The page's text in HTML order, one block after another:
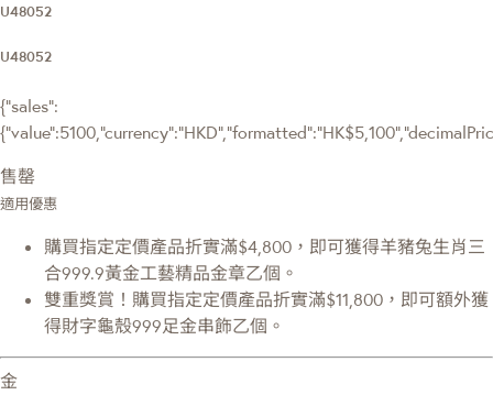
U48052
U48052
{"sales":
售罄
適用優惠
購買指定定價產品折實滿$4,800，即可獲得羊豬兔生肖三
合999.9黃金工藝精品金章乙個。
雙重獎賞！購買指定定價產品折實滿$11,800，即可額外獲
得財字龜殼999足金串飾乙個。
金